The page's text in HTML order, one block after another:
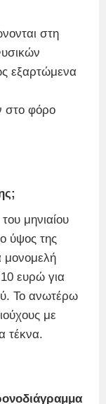
στη
εξαρτώμενα
στο φόρο
μηνιαίου
ύψος της
μονομελή
ευρώ για
Το ανωτέρω
με
τέκνα.